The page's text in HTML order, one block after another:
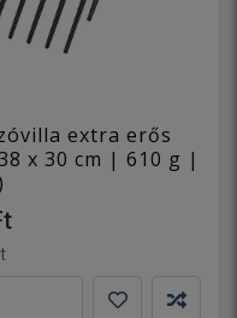
extra erős
x 30 cm | 610 g |